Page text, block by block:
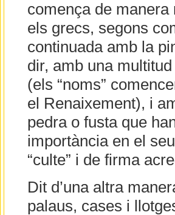
comença de
els grecs, segons
continuada amb la
dir, amb una
(els “noms”
el Renaixement), i
pedra o fusta que
importància en el
“culte” i de firma
Dit d’una altra
palaus, cases i